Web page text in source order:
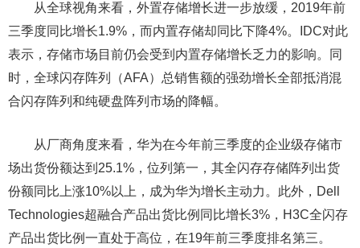
从全球视角来看，外置存储增长进一步放缓，2019年前
三季度同比增长1.9%，而内置存储却同比下降4%。IDC对此
表示，存储市场目前仍会受到内置存储增长乏力的影响。同
时，全球闪存阵列（AFA）总销售额的强劲增长全部抵消混
合闪存阵列和纯硬盘阵列市场的降幅。
从厂商角度来看，华为在今年前三季度的企业级存储市
场出货份额达到25.1%，位列第一，其全闪存存储阵列出货
份额同比上涨10%以上，成为华为增长主动力。此外，Dell
Technologies超融合产品出货比例同比增长3%，H3C全闪存
产品出货比例一直处于高位，在19年前三季度排名第三。